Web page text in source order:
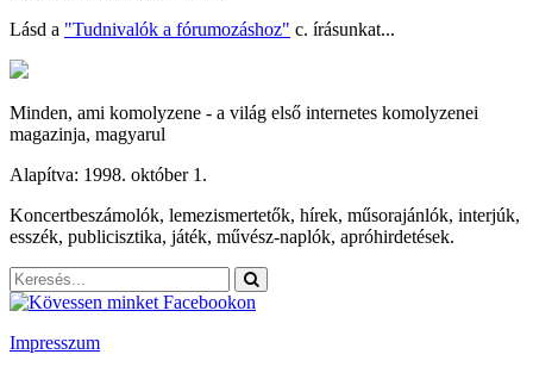
Lásd a "Tudnivalók a fórumozáshoz" c. írásunkat...
Minden, ami komolyzene - a világ első internetes komolyzenei
magazinja, magyarul
Alapítva: 1998. október 1.
Koncertbeszámolók, lemezismertetők, hírek, műsorajánlók, interjúk,
esszék, publicisztika, játék, művész-naplók, apróhirdetések.
Impresszum